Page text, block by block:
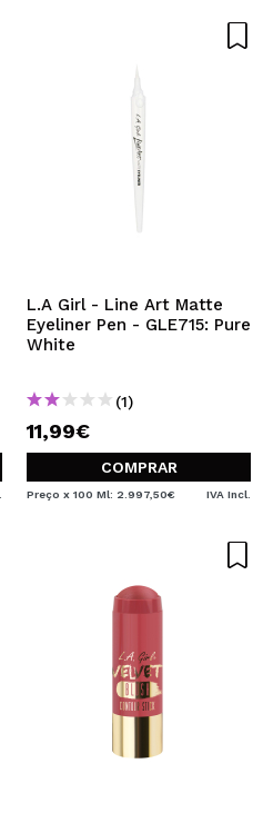
L.A Girl - Line Art Matte
Eyeliner Pen - GLE715: Pure
White
(1)
11,99€
COMPRAR
Preço x 100 Ml: 2.997,50€ IVA Incl.